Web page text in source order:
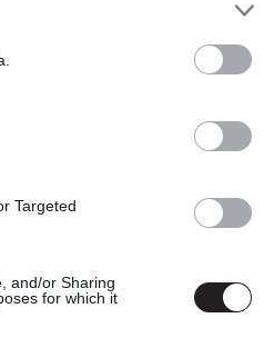
Targeted
and/or Sharing
for which it
a kínaiak
animáció
és
egy isteni
nem egyszer
jobban mondva
közötti
cyberpunk